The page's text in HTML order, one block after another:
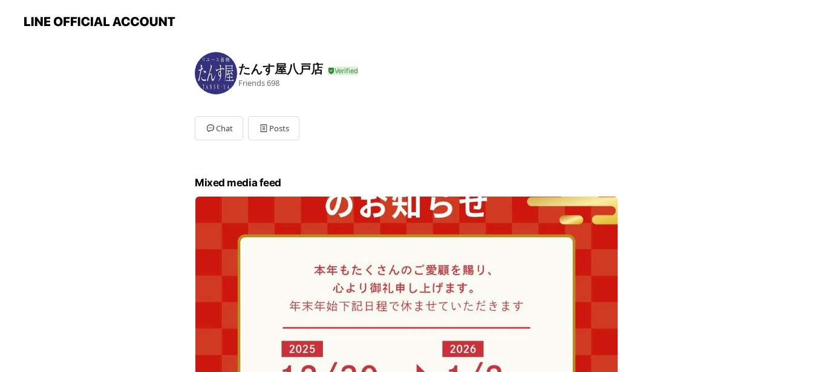
たんす屋八戸店
Friends698
Chat Posts
Mixed media feed